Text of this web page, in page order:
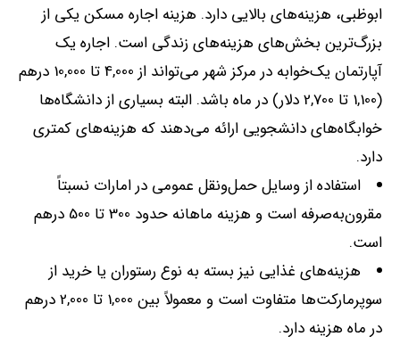
ابوظبی، هزینه‌های بالایی دارد. هزینه اجاره مسکن یکی از
بزرگ‌ترین بخش‌های هزینه‌های زندگی است. اجاره یک
آپارتمان یک‌خوابه در مرکز شهر می‌تواند از
تا
درهم
(1,100
تا دلار) در ماه باشد. البته بسیاری از دانشگاه‌ها
خوابگاه‌های دانشجویی ارائه می‌دهند که هزینه‌های کمتری
دارد.
استفاده از وسایل حمل‌ونقل عمومی در امارات نسبتاً
مقرون‌به‌صرفه است و هزینه ماهانه حدود
تا
درهم
است.
هزینه‌های غذایی نیز بسته به نوع رستوران یا خرید از
سوپرمارکت‌ها متفاوت است و معمولاً بین
تا
درهم
در ماه هزینه دارد.